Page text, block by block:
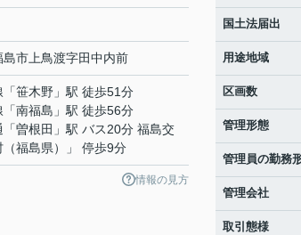
島市 上鳥渡字田中内前
「笹木野 」駅 徒歩51分
「南福島 」駅 徒歩56分
「曽根田 」駅 バス20分 福島交
（福島県）」 停歩9分
情報の見方
国土法届出
用途地域
区画数
管理形態
管理員の勤務
管理会社
取引態様